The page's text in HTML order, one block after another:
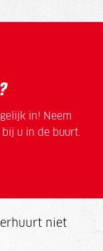
in! Neem
u in de buurt.
niet